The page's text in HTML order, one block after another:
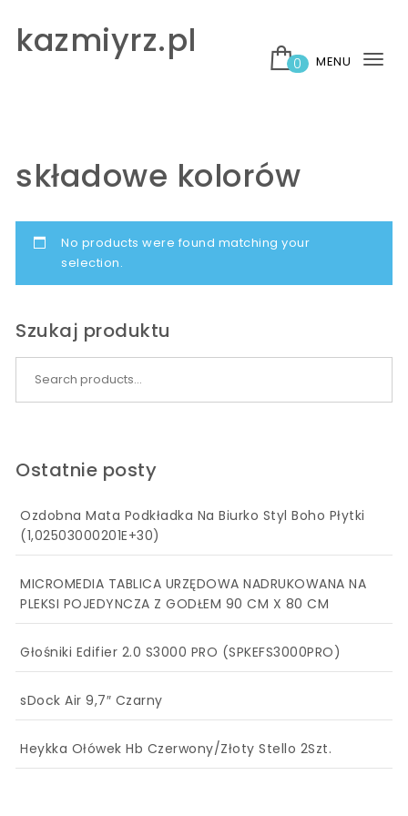
kazmiyrz.pl
0 MENU
składowe kolorów
No products were found matching your
selection.
Szukaj produktu
Ostatnie posty
Ozdobna Mata Podkładka Na Biurko Styl Boho Płytki
(1,02503000201E+30)
MICROMEDIA TABLICA URZĘDOWA NADRUKOWANA NA
PLEKSI POJEDYNCZA Z GODŁEM 90 CM X 80 CM
Głośniki Edifier 2.0 S3000 PRO (SPKEFS3000PRO)
sDock Air 9,7″ Czarny
Heykka Ołówek Hb Czerwony/Złoty Stello 2Szt.